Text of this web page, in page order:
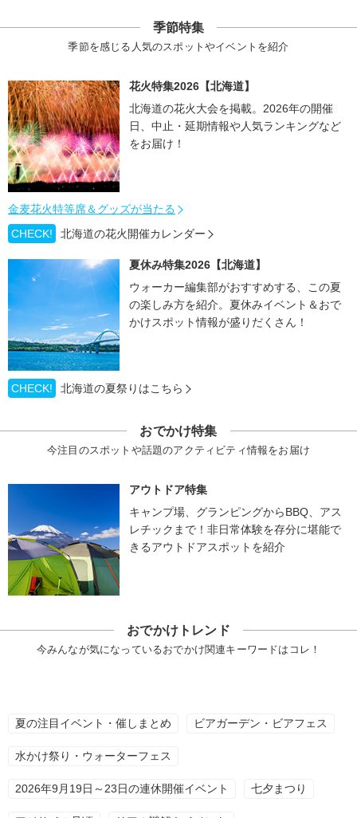
季節特集
季節を感じる人気のスポットやイベントを紹介
花火特集2026【北海道】
北海道の花火大会を掲載。2026年の開催
日、中止・延期情報や人気ランキングなど
をお届け！
金麦花火特等席＆グッズが当たる
CHECK!
北海道の花火開催カレンダー
夏休み特集2026【北海道】
ウォーカー編集部がおすすめする、この夏
の楽しみ方を紹介。夏休みイベント＆おで
かけスポット情報が盛りだくさん！
CHECK! 北海道の夏祭りはこちら
おでかけ特集
今注目のスポットや話題のアクティビティ情報をお届け
アウトドア特集
キャンプ場、グランピングからBBQ、アス
レチックまで！非日常体験を存分に堪能で
きるアウトドアスポットを紹介
おでかけトレンド
今みんなが気になっているおでかけ関連キーワードはコレ！
夏の注目イベント・催しまとめ ビアガーデン・ビアフェス
水かけ祭り・ウォーターフェス
2026年9月19日～23日の連休開催イベント 七夕まつり